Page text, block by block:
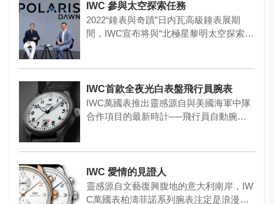
IWC 參與太空探索任務
2022“鐘表與奇蹟”日内瓦高級鐘表展期
間，IWC宣布将與“北極星黎明太空探索任
IWC首款全夜光白表盤飛行員腕表
IWC萬國表推出靈感源自與美國海軍中隊
合作項目的最新時計──飛行員自動腕表4
IWC 愛情的見證人
靈感源自文藝復興腹地的意大利南岸，IW
C萬國表柏濤菲諾系列腕表注定是浪漫與